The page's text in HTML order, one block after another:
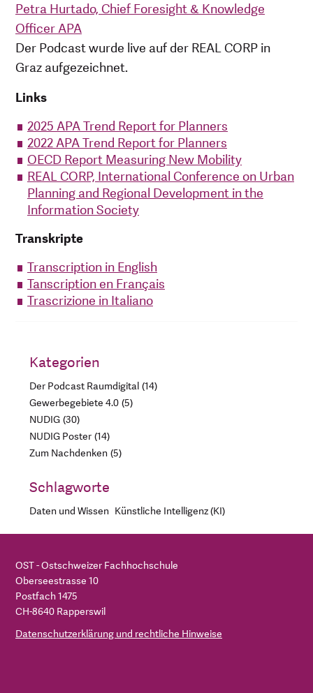
Petra Hurtado, Chief Foresight & Knowledge
Officer APA
Der Podcast wurde live auf der REAL CORP in
Graz aufgezeichnet.
Links
2025 APA Trend Report for Planners
2022 APA Trend Report for Planners
OECD Report Measuring New Mobility
REAL CORP, International Conference on Urban
Planning and Regional Development in the
Information Society
Transkripte
Transcription in English
Tanscription en Français
Trascrizione in Italiano
Kategorien
Der Podcast Raumdigital 14
Gewerbegebiete 4.0 5
NUDIG 30
NUDIG Poster 14
Zum Nachdenken 5
Schlagworte
Daten und Wissen Künstliche Intelligenz (KI)
OST - Ostschweizer Fachhochschule
Oberseestrasse 10
Postfach 1475
CH-8640 Rapperswil
Datenschutzerklärung und rechtliche Hinweise